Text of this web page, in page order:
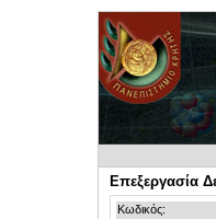
Επεξεργασία
Κωδικός: